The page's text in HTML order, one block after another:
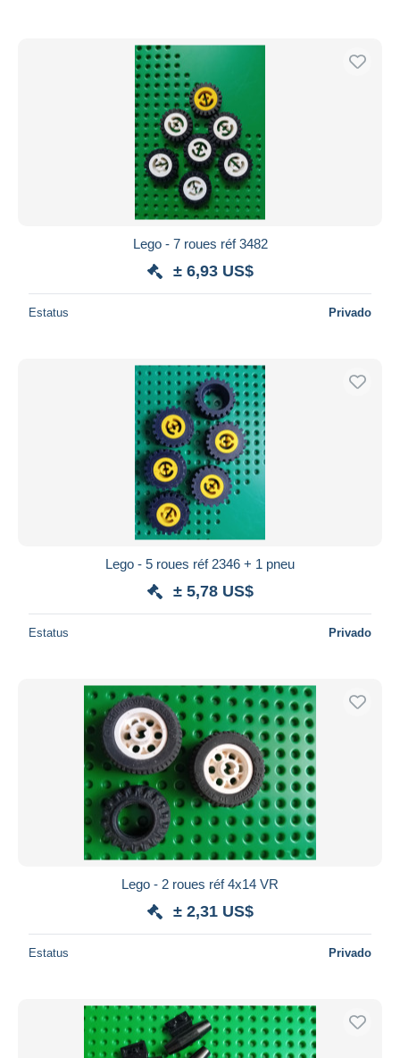
Lego - 7 roues réf 3482
± 6,93 US$
Estatus Privado
Lego - 5 roues réf 2346 + 1 pneu
± 5,78 US$
Estatus Privado
Lego - 2 roues réf 4x14 VR
± 2,31 US$
Estatus Privado